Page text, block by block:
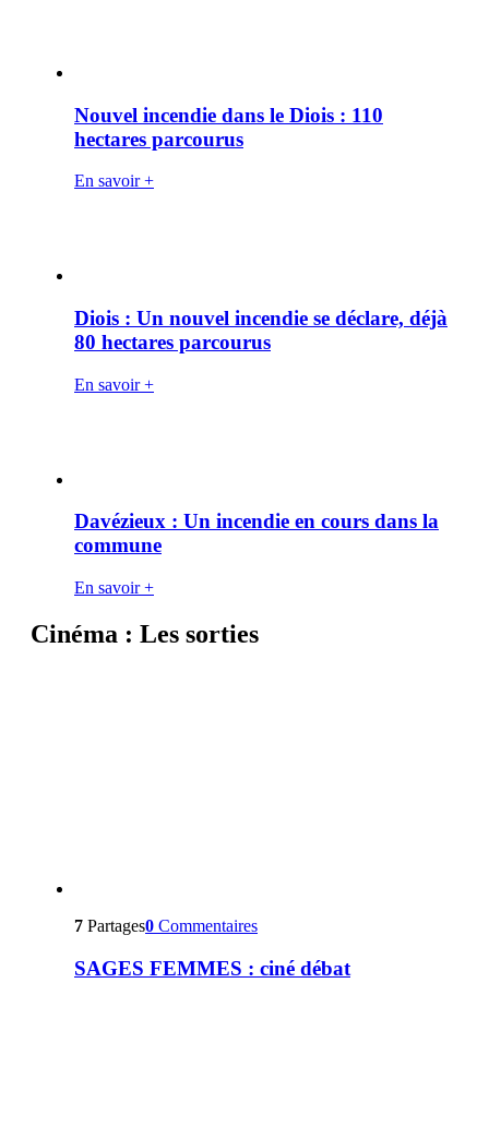
Nouvel incendie dans le Diois : 110
hectares parcourus
En savoir +
Diois : Un nouvel incendie se déclare, déjà
80 hectares parcourus
En savoir +
Davézieux : Un incendie en cours dans la
commune
En savoir +
Cinéma : Les sorties
7 Partages0 Commentaires
SAGES FEMMES : ciné débat